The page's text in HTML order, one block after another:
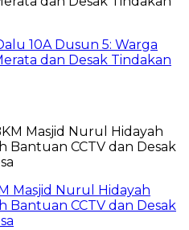
10A Dusun 5: Warga
dan Desak Tindakan
Masjid Nurul Hidayah
Bantuan CCTV dan Desak